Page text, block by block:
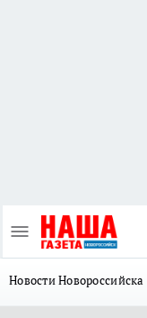
Новости Новороссийска